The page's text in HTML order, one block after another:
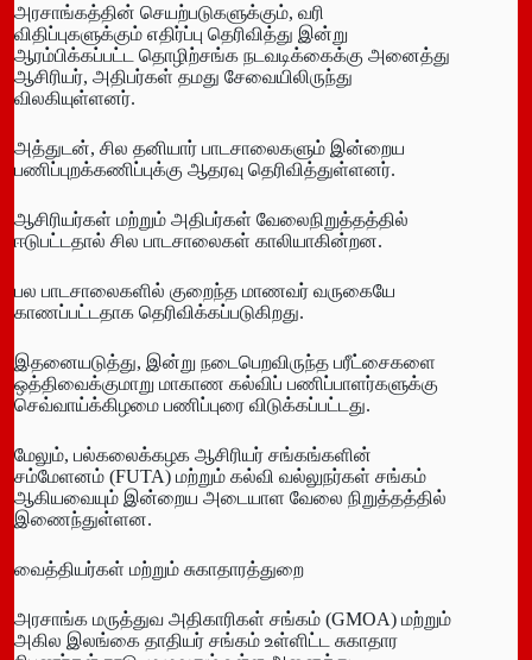
அரசாங்கத்தின் செயற்படுகளுக்கும், வரி
விதிப்புகளுக்கும் எதிர்ப்பு தெரிவித்து இன்று
ஆரம்பிக்கப்பட்ட தொழிற்சங்க நடவடிக்கைக்கு அனைத்து
ஆசிரியர், அதிபர்கள் தமது சேவையிலிருந்து
விலகியுள்ளனர்.
அத்துடன், சில தனியார் பாடசாலைகளும் இன்றைய
பணிப்புறக்கணிப்புக்கு ஆதரவு தெரிவித்துள்ளனர்.
ஆசிரியர்கள் மற்றும் அதிபர்கள் வேலைநிறுத்தத்தில்
ஈடுபட்டதால் சில பாடசாலைகள் காலியாகின்றன.
பல பாடசாலைகளில் குறைந்த மாணவர் வருகையே
காணப்பட்டதாக தெரிவிக்கப்படுகிறது.
இதனையடுத்து, இன்று நடைபெறவிருந்த பரீட்சைகளை
ஒத்திவைக்குமாறு மாகாண கல்விப் பணிப்பாளர்களுக்கு
செவ்வாய்க்கிழமை பணிப்புரை விடுக்கப்பட்டது.
மேலும், பல்கலைக்கழக ஆசிரியர் சங்கங்களின்
சம்மேளனம் (FUTA) மற்றும் கல்வி வல்லுநர்கள் சங்கம்
ஆகியவையும் இன்றைய அடையாள வேலை நிறுத்தத்தில்
இணைந்துள்ளன.
வைத்தியர்கள் மற்றும் சுகாதாரத்துறை
அரசாங்க மருத்துவ அதிகாரிகள் சங்கம் (GMOA) மற்றும்
அகில இலங்கை தாதியர் சங்கம் உள்ளிட்ட சுகாதார